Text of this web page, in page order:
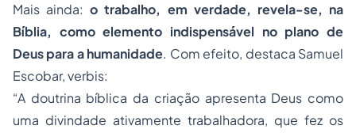
Mais ainda:o trabalho, em verdade, revela-se, na
Bíblia, como elemento indispensável no plano de
Deus para a humanidade. Com efeito, destaca Samuel
Escobar, verbis:
“A doutrina bíblica da criação apresenta Deus como
uma divindade ativamente trabalhadora, que fez os